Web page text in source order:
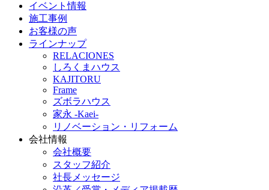
イベント情報
施工事例
お客様の声
ラインナップ
RELACIONES
しろくまハウス
KAJITORU
Frame
ズボラハウス
家永 -Kaei-
リノベーション・リフォーム
会社情報
会社概要
スタッフ紹介
社長メッセージ